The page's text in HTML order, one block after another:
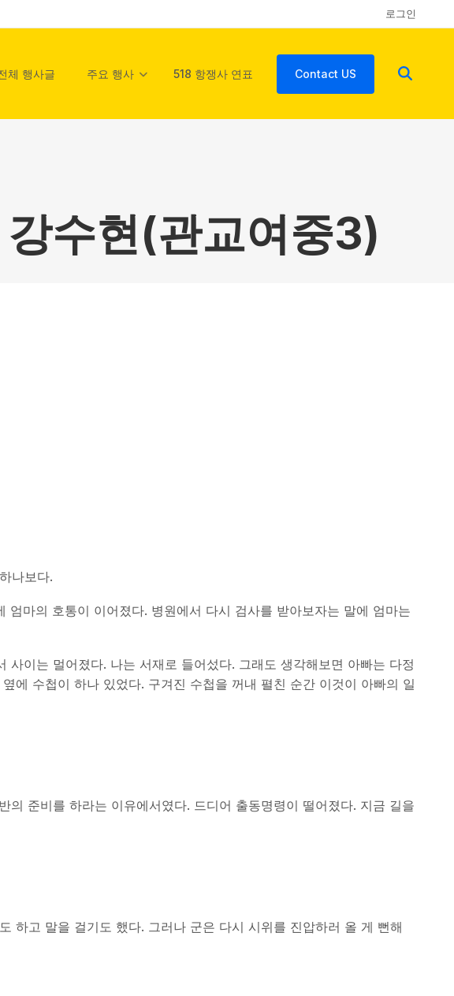
로그인
체 행사글 주요 행사 518 항쟁사 연표 Contact US
수현(관교여중3)
나보다.
마의 호통이 이어졌다. 병원에서 다시 검사를 받아보자는 말에 엄마는
이는 멀어졌다. 나는 서재로 들어섰다. 그래도 생각해보면 아빠는 다정
에 수첩이 하나 있었다. 구겨진 수첩을 꺼내 펼친 순간 이것이 아빠의 일
준비를 하라는 이유에서였다. 드디어 출동명령이 떨어졌다. 지금 길을
하고 말을 걸기도 했다. 그러나 군은 다시 시위를 진압하러 올 게 뻔해